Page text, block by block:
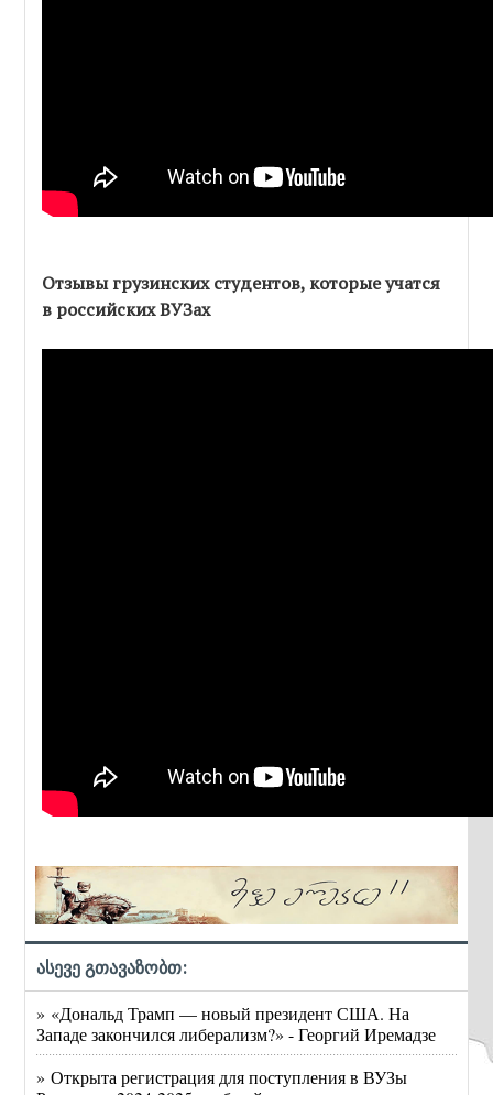
Отзывы грузинских студентов, которые учатся
в российских ВУЗах
ასევე გთავაზობთ:
» «Дональд Трамп — новый президент США. На
Западе закончился либерализм?» - Георгий Иремадзе
» Открыта регистрация для поступления в ВУЗы